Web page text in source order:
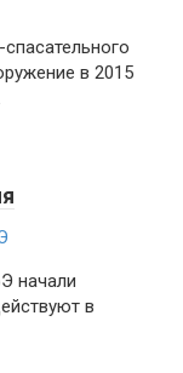
в 2015
начали
в